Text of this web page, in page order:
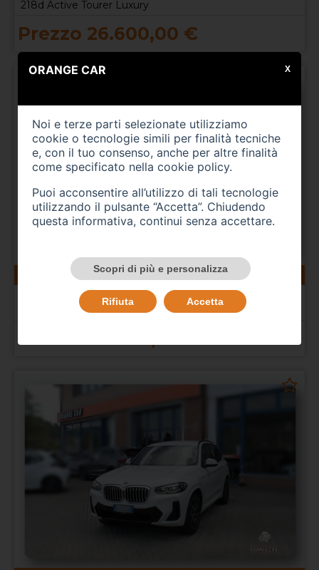
218d Active Tourer Luxury
Prezzo 26.600,00 €
74248 km gasolio 06/2022
BMW X1 (F48)
X1 xDrive18d xLine Plus
Prezzo 28.000,00 €
ORANGE CAR
Noi e terze parti selezionate utilizziamo
cookie o tecnologie simili per finalità tecniche
e, con il tuo consenso, anche per altre finalità
come specificato nella cookie policy.
Puoi acconsentire all’utilizzo di tali tecnologie
utilizzando il pulsante “Accetta”. Chiudendo
questa informativa, continui senza accettare.
Scopri di più e personalizza
Rifiuta Accetta
X